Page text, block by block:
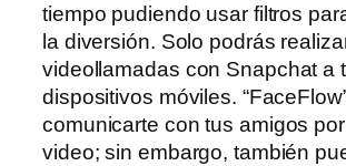
tiempo pudiendo usar filtros
la diversión. Solo podrás
videollamadas con Snapchat a
dispositivos móviles.
comunicarte con tus amigos
video; sin embargo, también